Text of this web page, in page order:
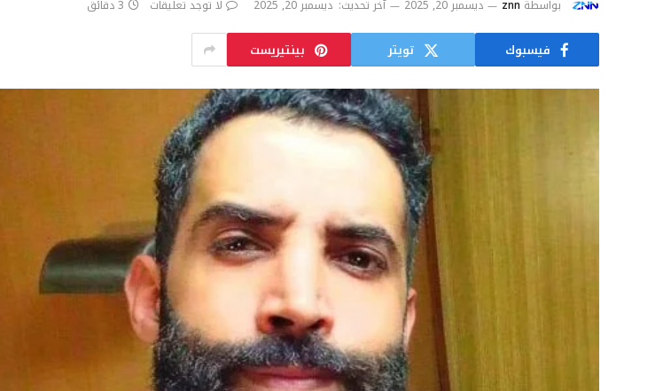
بواسطة znn ديسمبر 20, 2025 آخر تحديث: ديسمبر 20, 2025 لا توجد تعليقات 3 دقائق
فيسبوك تويتر بينتيريست